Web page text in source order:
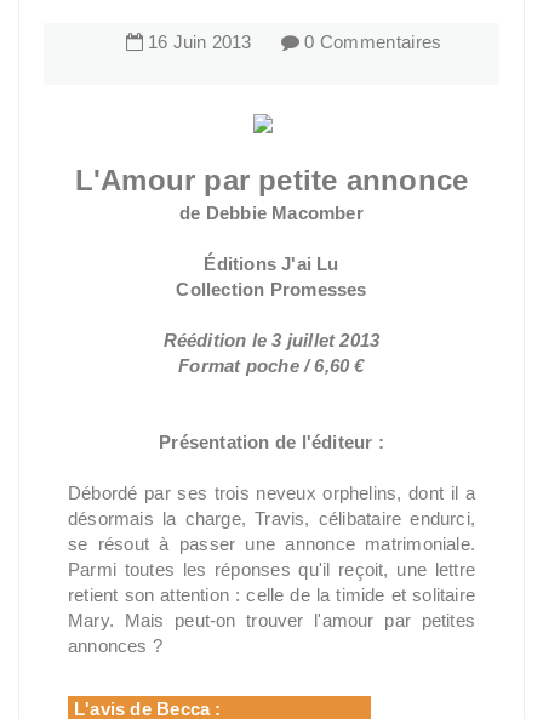
16 Juin 2013 0 Commentaires
L'Amour par petite annonce
de Debbie Macomber
Éditions J'ai Lu
Collection Promesses
Réédition le 3 juillet 2013
Format poche / 6,60 €
Présentation de l'éditeur :
Débordé par ses trois neveux orphelins, dont il a
désormais la charge, Travis, célibataire endurci,
se résout à passer une annonce matrimoniale.
Parmi toutes les réponses qu'il reçoit, une lettre
retient son attention : celle de la timide et solitaire
Mary. Mais peut-on trouver l'amour par petites
annonces ?
L'avis de Becca :